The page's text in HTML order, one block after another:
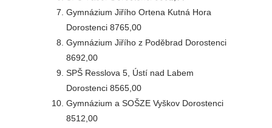
Gymnázium Jiřího Ortena Kutná Hora
Dorostenci 8765,00
Gymnázium Jiřího z Poděbrad Dorostenci
8692,00
SPŠ Resslova 5, Ústí nad Labem
Dorostenci 8565,00
Gymnázium a SOŠZE Vyškov Dorostenci
8512,00